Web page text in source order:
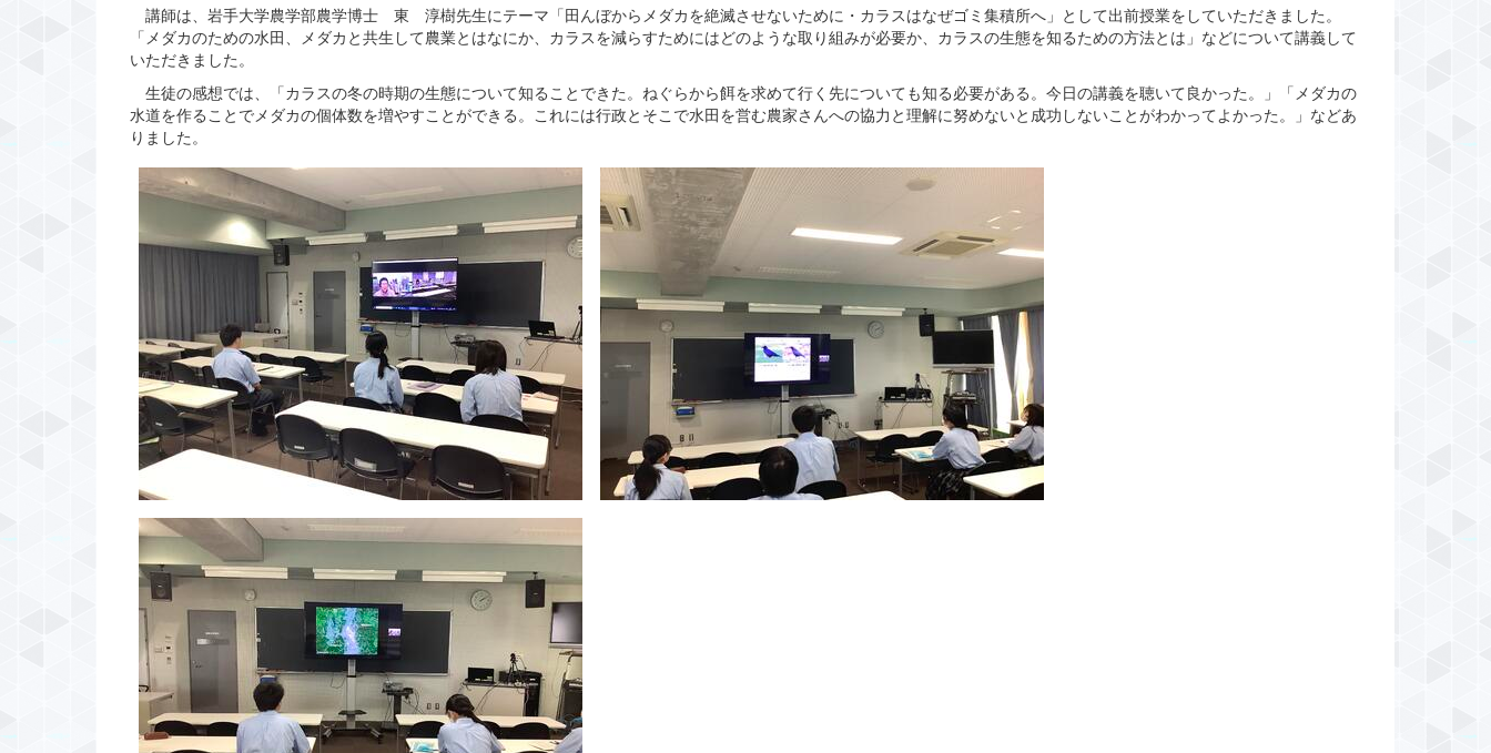
講師は、岩手大学農学部農学博士 東 淳樹先生にテーマ「田んぼからメダカを絶滅させないために・カラスはなぜゴミ集積所へ」として出前授業をしていただきました。
「メダカのための水田、メダカと共生して農業とはなにか、カラスを減らすためにはどのような取り組みが必要か、カラスの生態を知るための方法とは」などについて講義して
いただきました。
生徒の感想では、「カラスの冬の時期の生態について知ることできた。ねぐらから餌を求めて行く先についても知る必要がある。今日の講義を聴いて良かった。」「メダカの
水道を作ることでメダカの個体数を増やすことができる。これには行政とそこで水田を営む農家さんへの協力と理解に努めないと成功しないことがわかってよかった。」などあ
りました。